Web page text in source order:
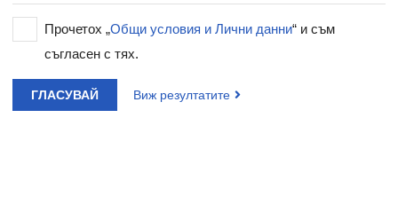
Прочетох „Общи условия и Лични данни“ и съм
съгласен с тях.
ГЛАСУВАЙ Виж резултатите